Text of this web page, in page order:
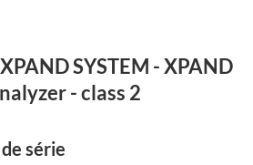
SYSTEM - XPAND
- class 2
série